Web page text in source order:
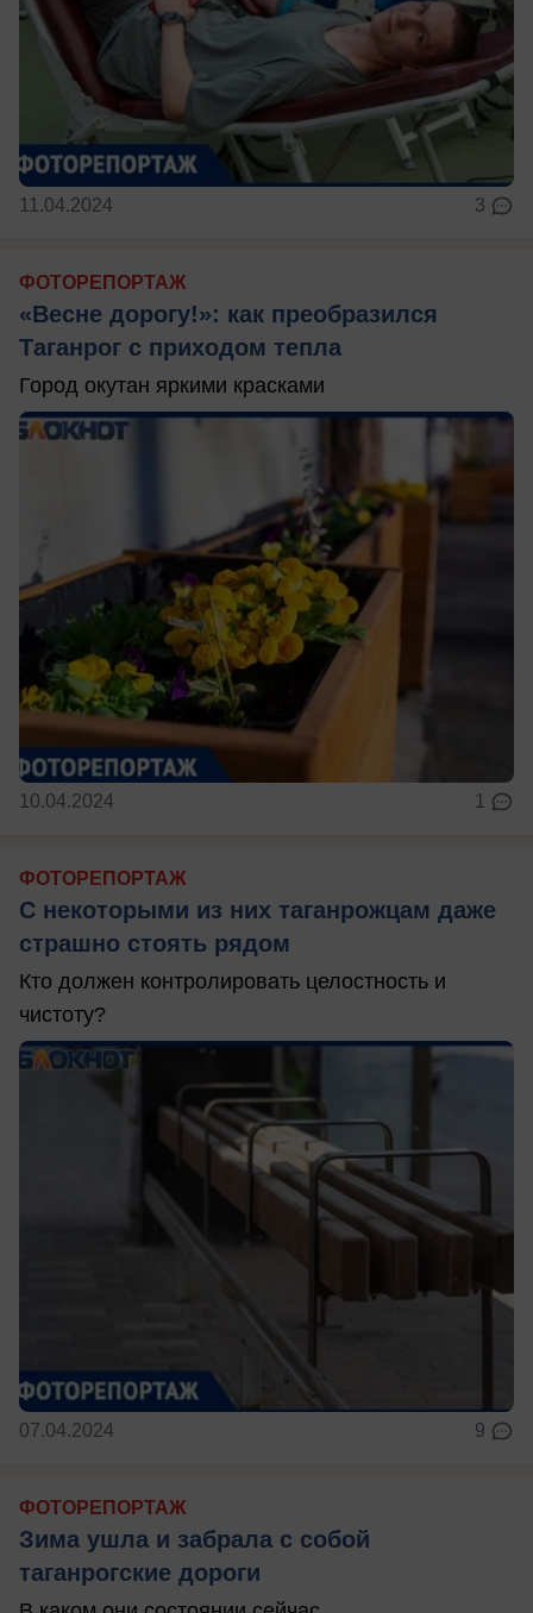
11.04.2024 3
ФОТОРЕПОРТАЖ
«Весне дорогу!»: как преобразился
Таганрог с приходом тепла
Город окутан яркими красками
10.04.2024 1
ФОТОРЕПОРТАЖ
С некоторыми из них таганрожцам даже
страшно стоять рядом
Кто должен контролировать целостность и
чистоту?
07.04.2024 9
ФОТОРЕПОРТАЖ
Зима ушла и забрала с собой
таганрогские дороги